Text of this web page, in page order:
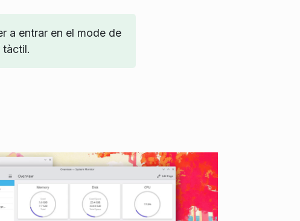
a entrar en el mode de
tàctil.